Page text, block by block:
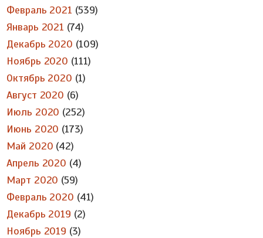
Февраль 2021 (539)
Январь 2021 (74)
Декабрь 2020 (109)
Ноябрь 2020 (111)
Октябрь 2020 (1)
Август 2020 (6)
Июль 2020 (252)
Июнь 2020 (173)
Май 2020 (42)
Апрель 2020 (4)
Март 2020 (59)
Февраль 2020 (41)
Декабрь 2019 (2)
Ноябрь 2019 (3)